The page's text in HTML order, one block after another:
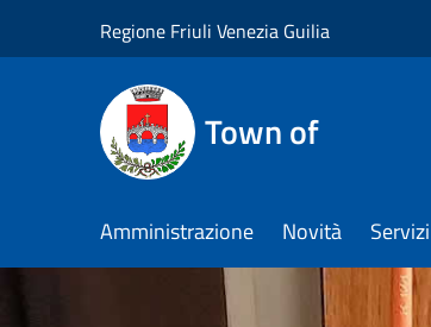
Regione Friuli Venezia Guilia
Town of
Amministrazione Novità Servizi